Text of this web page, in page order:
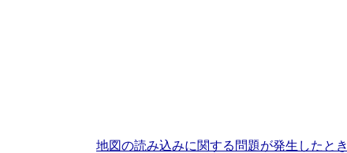
地図の読み込みに関する問題が発生したとき